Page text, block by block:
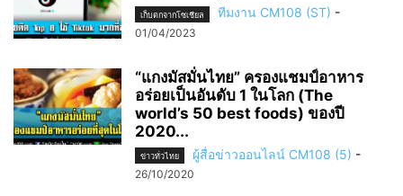
เก็บตกจากโซเชียล ทีมงาน CM108 (ST) -
01/04/2023
“แกงมัสมั่นไทย” ครองแชมป์อาหาร
อร่อยเป็นอันดับ 1 ในโลก (The
world’s 50 best foods) ของปี
2020...
ข่าวทั่วไทย ผู้สื่อข่าวออนไลน์ CM108 (5) -
26/10/2020